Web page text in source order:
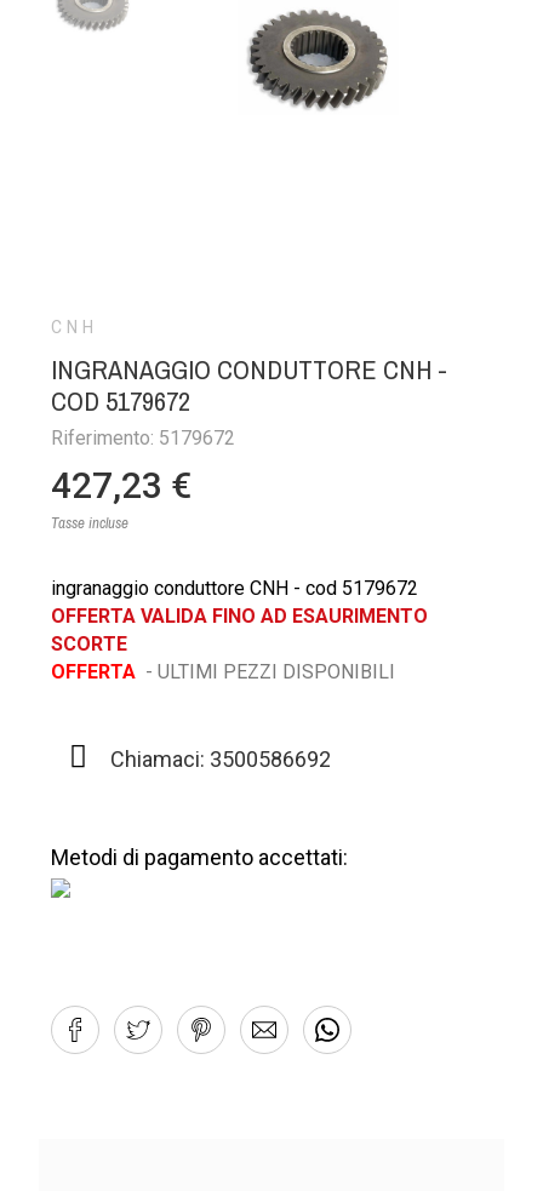
CNH
INGRANAGGIO CONDUTTORE CNH -
COD 5179672
Riferimento: 5179672
427,23 €
Tasse incluse
ingranaggio conduttore CNH - cod 5179672
OFFERTA VALIDA FINO AD ESAURIMENTO
SCORTE
OFFERTA - ULTIMI PEZZI DISPONIBILI
Chiamaci: 3500586692
Metodi di pagamento accettati: